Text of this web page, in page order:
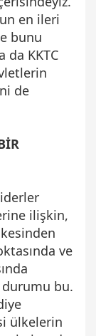
en ileri
bunu
KKTC
de
ilişkin,
ve
bu.
ülkelerin